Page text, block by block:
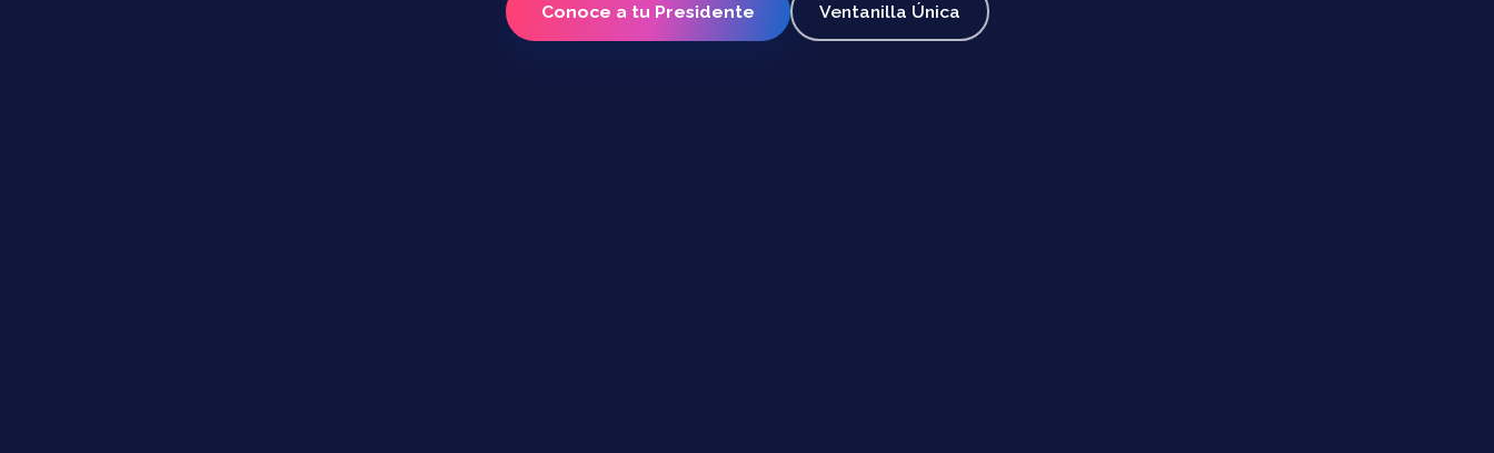
Conoce a tu Presidente Ventanilla Única